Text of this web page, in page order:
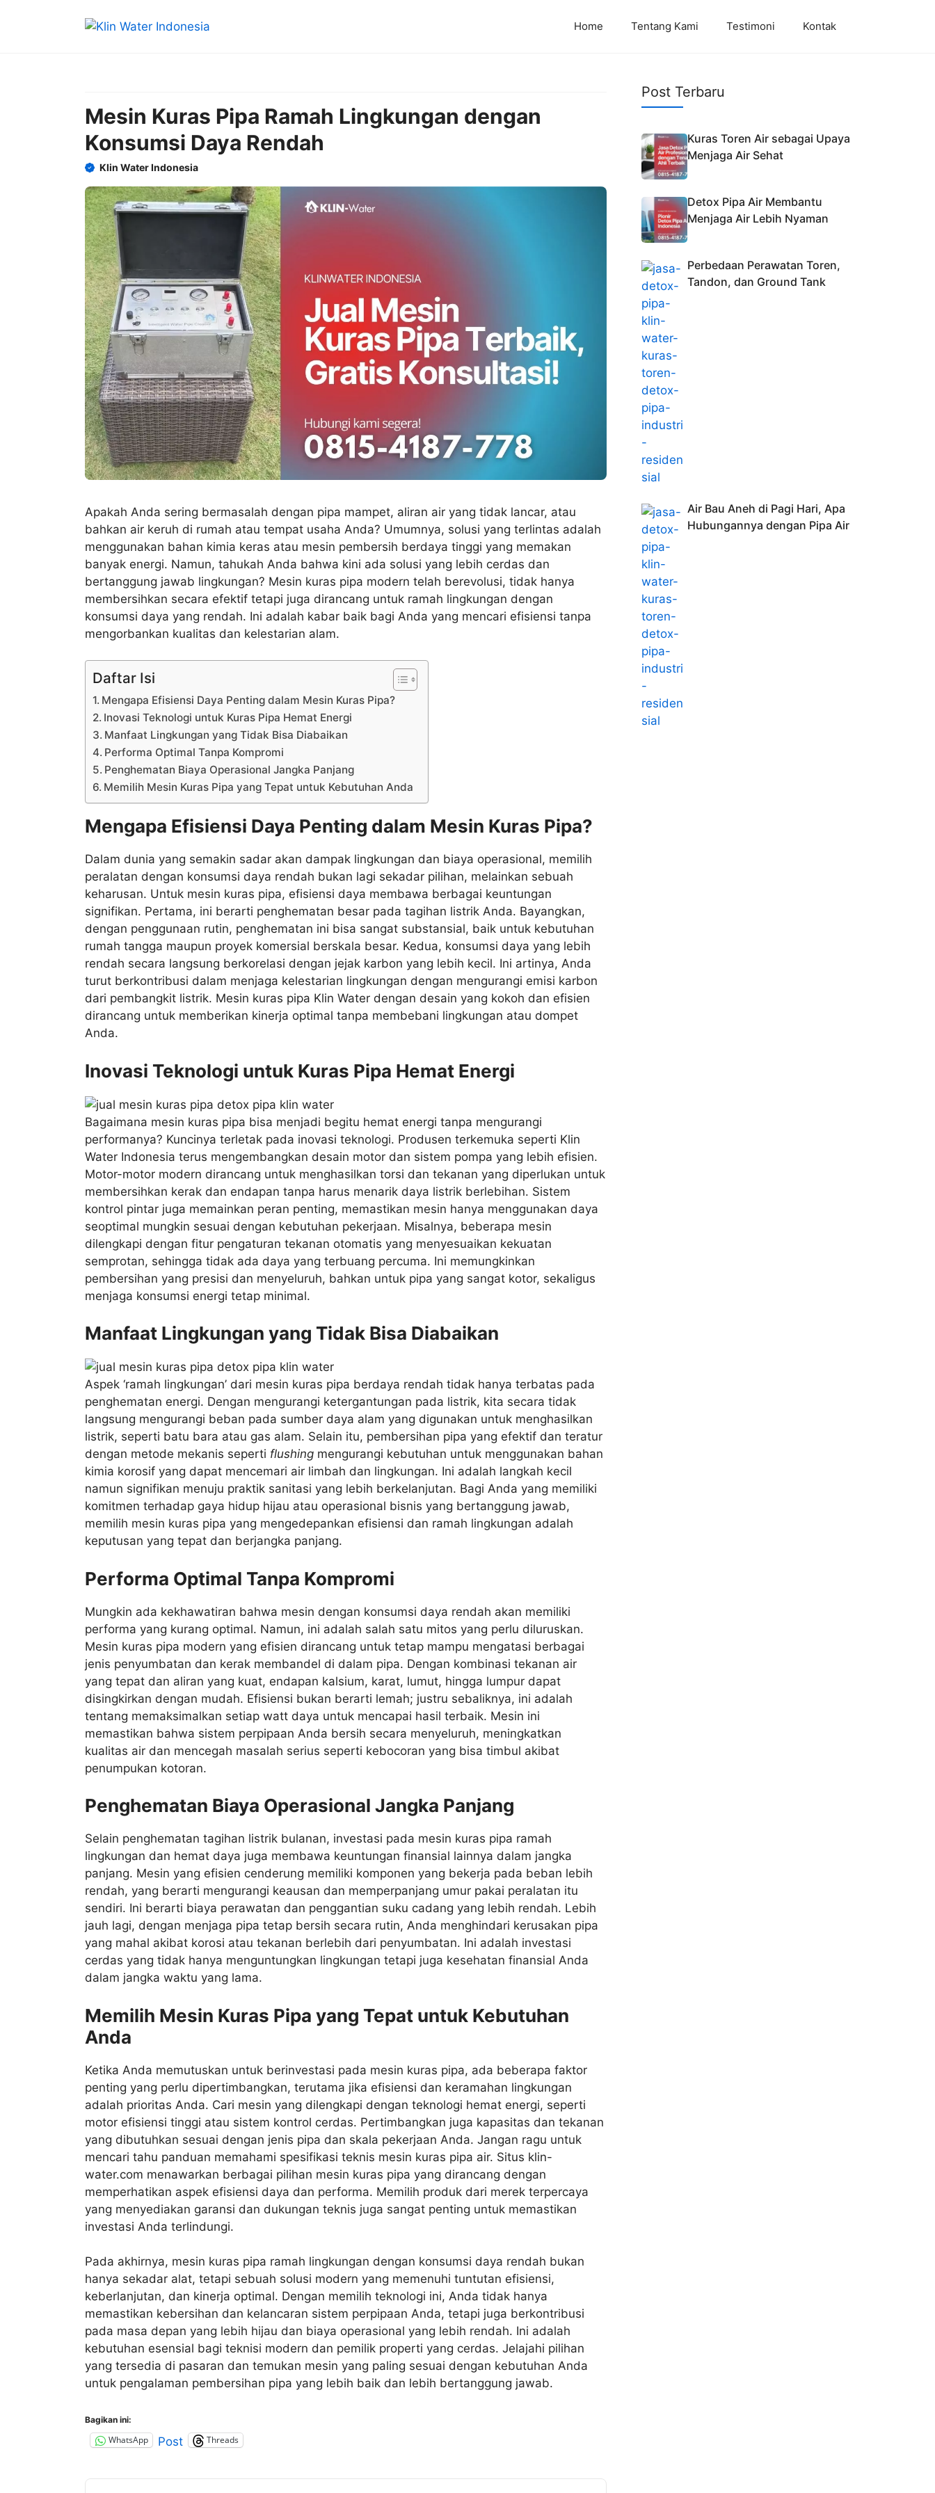
Home Tentang Kami Testimoni Kontak
Mesin Kuras Pipa Ramah Lingkungan dengan
Konsumsi Daya Rendah
Klin Water Indonesia
Apakah Anda sering bermasalah dengan pipa mampet, aliran air yang tidak lancar, atau
bahkan air keruh di rumah atau tempat usaha Anda? Umumnya, solusi yang terlintas adalah
menggunakan bahan kimia keras atau mesin pembersih berdaya tinggi yang memakan
banyak energi. Namun, tahukah Anda bahwa kini ada solusi yang lebih cerdas dan
bertanggung jawab lingkungan? Mesin kuras pipa modern telah berevolusi, tidak hanya
membersihkan secara efektif tetapi juga dirancang untuk ramah lingkungan dengan
konsumsi daya yang rendah. Ini adalah kabar baik bagi Anda yang mencari efisiensi tanpa
mengorbankan kualitas dan kelestarian alam.
Daftar Isi
Mengapa Efisiensi Daya Penting dalam Mesin Kuras Pipa?
Inovasi Teknologi untuk Kuras Pipa Hemat Energi
Manfaat Lingkungan yang Tidak Bisa Diabaikan
Performa Optimal Tanpa Kompromi
Penghematan Biaya Operasional Jangka Panjang
Memilih Mesin Kuras Pipa yang Tepat untuk Kebutuhan Anda
Mengapa Efisiensi Daya Penting dalam Mesin Kuras Pipa?
Dalam dunia yang semakin sadar akan dampak lingkungan dan biaya operasional, memilih
peralatan dengan konsumsi daya rendah bukan lagi sekadar pilihan, melainkan sebuah
keharusan. Untuk mesin kuras pipa, efisiensi daya membawa berbagai keuntungan
signifikan. Pertama, ini berarti penghematan besar pada tagihan listrik Anda. Bayangkan,
dengan penggunaan rutin, penghematan ini bisa sangat substansial, baik untuk kebutuhan
rumah tangga maupun proyek komersial berskala besar. Kedua, konsumsi daya yang lebih
rendah secara langsung berkorelasi dengan jejak karbon yang lebih kecil. Ini artinya, Anda
turut berkontribusi dalam menjaga kelestarian lingkungan dengan mengurangi emisi karbon
dari pembangkit listrik. Mesin kuras pipa Klin Water dengan desain yang kokoh dan efisien
dirancang untuk memberikan kinerja optimal tanpa membebani lingkungan atau dompet
Anda.
Inovasi Teknologi untuk Kuras Pipa Hemat Energi
Bagaimana mesin kuras pipa bisa menjadi begitu hemat energi tanpa mengurangi
performanya? Kuncinya terletak pada inovasi teknologi. Produsen terkemuka seperti Klin
Water Indonesia terus mengembangkan desain motor dan sistem pompa yang lebih efisien.
Motor-motor modern dirancang untuk menghasilkan torsi dan tekanan yang diperlukan untuk
membersihkan kerak dan endapan tanpa harus menarik daya listrik berlebihan. Sistem
kontrol pintar juga memainkan peran penting, memastikan mesin hanya menggunakan daya
seoptimal mungkin sesuai dengan kebutuhan pekerjaan. Misalnya, beberapa mesin
dilengkapi dengan fitur pengaturan tekanan otomatis yang menyesuaikan kekuatan
semprotan, sehingga tidak ada daya yang terbuang percuma. Ini memungkinkan
pembersihan yang presisi dan menyeluruh, bahkan untuk pipa yang sangat kotor, sekaligus
menjaga konsumsi energi tetap minimal.
Manfaat Lingkungan yang Tidak Bisa Diabaikan
Aspek ‘ramah lingkungan’ dari mesin kuras pipa berdaya rendah tidak hanya terbatas pada
penghematan energi. Dengan mengurangi ketergantungan pada listrik, kita secara tidak
langsung mengurangi beban pada sumber daya alam yang digunakan untuk menghasilkan
listrik, seperti batu bara atau gas alam. Selain itu, pembersihan pipa yang efektif dan teratur
dengan metode mekanis seperti flushing mengurangi kebutuhan untuk menggunakan bahan
kimia korosif yang dapat mencemari air limbah dan lingkungan. Ini adalah langkah kecil
namun signifikan menuju praktik sanitasi yang lebih berkelanjutan. Bagi Anda yang memiliki
komitmen terhadap gaya hidup hijau atau operasional bisnis yang bertanggung jawab,
memilih mesin kuras pipa yang mengedepankan efisiensi dan ramah lingkungan adalah
keputusan yang tepat dan berjangka panjang.
Performa Optimal Tanpa Kompromi
Mungkin ada kekhawatiran bahwa mesin dengan konsumsi daya rendah akan memiliki
performa yang kurang optimal. Namun, ini adalah salah satu mitos yang perlu diluruskan.
Mesin kuras pipa modern yang efisien dirancang untuk tetap mampu mengatasi berbagai
jenis penyumbatan dan kerak membandel di dalam pipa. Dengan kombinasi tekanan air
yang tepat dan aliran yang kuat, endapan kalsium, karat, lumut, hingga lumpur dapat
disingkirkan dengan mudah. Efisiensi bukan berarti lemah; justru sebaliknya, ini adalah
tentang memaksimalkan setiap watt daya untuk mencapai hasil terbaik. Mesin ini
memastikan bahwa sistem perpipaan Anda bersih secara menyeluruh, meningkatkan
kualitas air dan mencegah masalah serius seperti kebocoran yang bisa timbul akibat
penumpukan kotoran.
Penghematan Biaya Operasional Jangka Panjang
Selain penghematan tagihan listrik bulanan, investasi pada mesin kuras pipa ramah
lingkungan dan hemat daya juga membawa keuntungan finansial lainnya dalam jangka
panjang. Mesin yang efisien cenderung memiliki komponen yang bekerja pada beban lebih
rendah, yang berarti mengurangi keausan dan memperpanjang umur pakai peralatan itu
sendiri. Ini berarti biaya perawatan dan penggantian suku cadang yang lebih rendah. Lebih
jauh lagi, dengan menjaga pipa tetap bersih secara rutin, Anda menghindari kerusakan pipa
yang mahal akibat korosi atau tekanan berlebih dari penyumbatan. Ini adalah investasi
cerdas yang tidak hanya menguntungkan lingkungan tetapi juga kesehatan finansial Anda
dalam jangka waktu yang lama.
Memilih Mesin Kuras Pipa yang Tepat untuk Kebutuhan
Anda
Ketika Anda memutuskan untuk berinvestasi pada mesin kuras pipa, ada beberapa faktor
penting yang perlu dipertimbangkan, terutama jika efisiensi dan keramahan lingkungan
adalah prioritas Anda. Cari mesin yang dilengkapi dengan teknologi hemat energi, seperti
motor efisiensi tinggi atau sistem kontrol cerdas. Pertimbangkan juga kapasitas dan tekanan
yang dibutuhkan sesuai dengan jenis pipa dan skala pekerjaan Anda. Jangan ragu untuk
mencari tahu panduan memahami spesifikasi teknis mesin kuras pipa air. Situs klin-
water.com menawarkan berbagai pilihan mesin kuras pipa yang dirancang dengan
memperhatikan aspek efisiensi daya dan performa. Memilih produk dari merek terpercaya
yang menyediakan garansi dan dukungan teknis juga sangat penting untuk memastikan
investasi Anda terlindungi.
Pada akhirnya, mesin kuras pipa ramah lingkungan dengan konsumsi daya rendah bukan
hanya sekadar alat, tetapi sebuah solusi modern yang memenuhi tuntutan efisiensi,
keberlanjutan, dan kinerja optimal. Dengan memilih teknologi ini, Anda tidak hanya
memastikan kebersihan dan kelancaran sistem perpipaan Anda, tetapi juga berkontribusi
pada masa depan yang lebih hijau dan biaya operasional yang lebih rendah. Ini adalah
kebutuhan esensial bagi teknisi modern dan pemilik properti yang cerdas. Jelajahi pilihan
yang tersedia di pasaran dan temukan mesin yang paling sesuai dengan kebutuhan Anda
untuk pengalaman pembersihan pipa yang lebih baik dan lebih bertanggung jawab.
Bagikan ini:
WhatsApp Post Threads
Post Terbaru
Kuras Toren Air sebagai Upaya
Menjaga Air Sehat
Detox Pipa Air Membantu
Menjaga Air Lebih Nyaman
Perbedaan Perawatan Toren,
Tandon, dan Ground Tank
Air Bau Aneh di Pagi Hari, Apa
Hubungannya dengan Pipa Air